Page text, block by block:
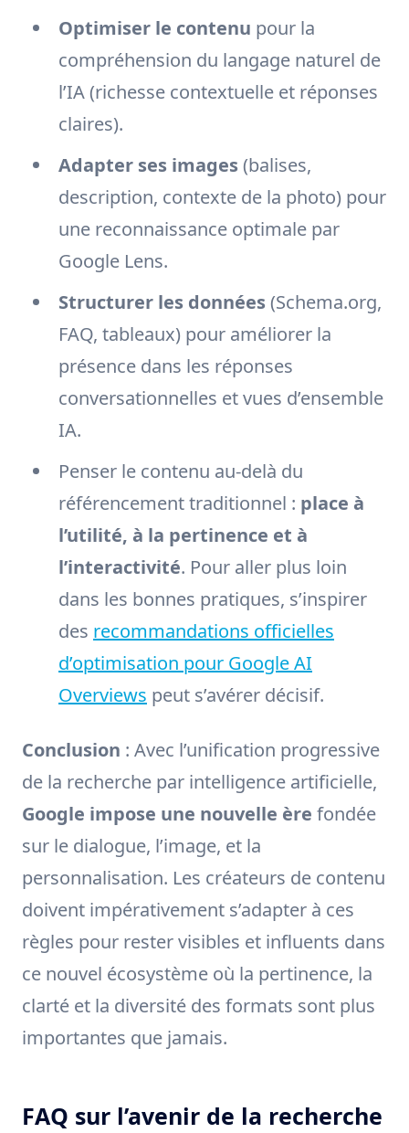
Optimiser le contenu pour la
compréhension du langage naturel de
l’IA (richesse contextuelle et réponses
claires).
Adapter ses images (balises,
description, contexte de la photo) pour
une reconnaissance optimale par
Google Lens.
Structurer les données (Schema.org,
FAQ, tableaux) pour améliorer la
présence dans les réponses
conversationnelles et vues d’ensemble
IA.
Penser le contenu au-delà du
référencement traditionnel : place à
l’utilité, à la pertinence et à
l’interactivité. Pour aller plus loin
dans les bonnes pratiques, s’inspirer
des recommandations officielles
d’optimisation pour Google AI
Overviews peut s’avérer décisif.
Conclusion : Avec l’unification progressive
de la recherche par intelligence artificielle,
Google impose une nouvelle ère fondée
sur le dialogue, l’image, et la
personnalisation. Les créateurs de contenu
doivent impérativement s’adapter à ces
règles pour rester visibles et influents dans
ce nouvel écosystème où la pertinence, la
clarté et la diversité des formats sont plus
importantes que jamais.
FAQ sur l’avenir de la recherche